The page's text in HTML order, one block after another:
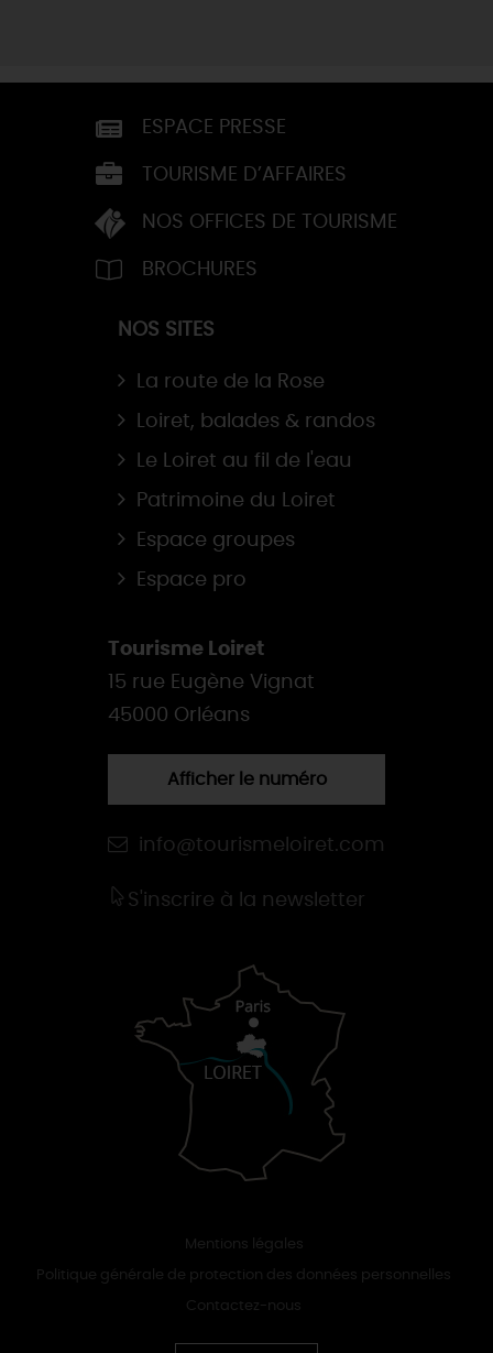
ESPACE PRESSE
TOURISME D’AFFAIRES
NOS OFFICES DE TOURISME
BROCHURES
NOS SITES
La route de la Rose
Loiret, balades & randos
Le Loiret au fil de l'eau
Patrimoine du Loiret
Espace groupes
Espace pro
Tourisme Loiret
15 rue Eugène Vignat
45000 Orléans
Afficher le numéro
info@tourismeloiret.com
S'inscrire à la newsletter
Mentions légales
Politique générale de protection des données personnelles
Contactez-nous